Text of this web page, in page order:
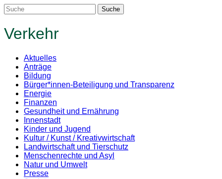
Verkehr
Aktuelles
Anträge
Bildung
Bürger*innen-Beteiligung und Transparenz
Energie
Finanzen
Gesundheit und Ernährung
Innenstadt
Kinder und Jugend
Kultur / Kunst / Kreativwirtschaft
Landwirtschaft und Tierschutz
Menschenrechte und Asyl
Natur und Umwelt
Presse